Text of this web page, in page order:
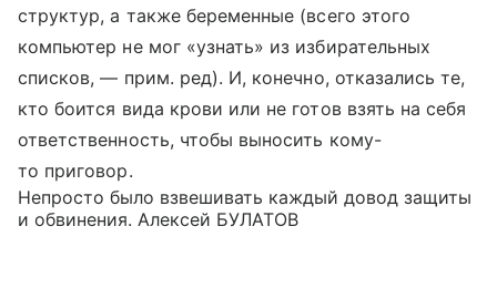
структур, а также беременные (всего этого
компьютер не мог «узнать» из избирательных
списков, — прим. ред). И, конечно, отказались те,
кто боится вида крови или не готов взять на себя
ответственность, чтобы выносить кому-
то приговор.
Непросто было взвешивать каждый довод защиты
и обвинения. Алексей БУЛАТОВ